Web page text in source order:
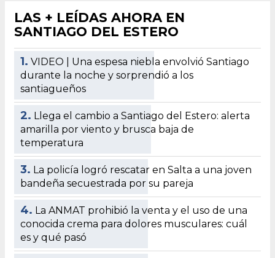
LAS + LEÍDAS AHORA EN
SANTIAGO DEL ESTERO
1. VIDEO | Una espesa niebla envolvió Santiago
durante la noche y sorprendió a los
santiagueños
2. Llega el cambio a Santiago del Estero: alerta
amarilla por viento y brusca baja de
temperatura
3. La policía logró rescatar en Salta a una joven
bandeña secuestrada por su pareja
4. La ANMAT prohibió la venta y el uso de una
conocida crema para dolores musculares: cuál
es y qué pasó